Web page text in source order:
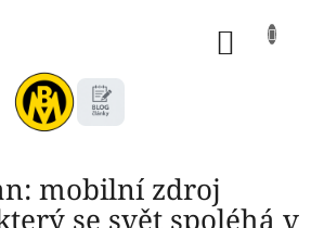
mobilní zdroj
se svět spoléhá v